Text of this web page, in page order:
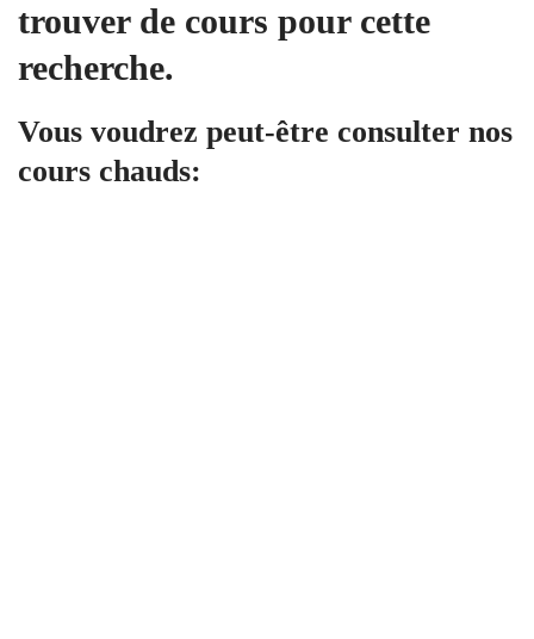
trouver de cours pour cette
recherche.
Vous voudrez peut-être consulter nos
cours chauds: